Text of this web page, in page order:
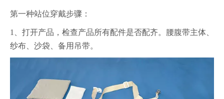
第一种站位穿戴步骤：
1、打开产品，检查产品所有配件是否配齐。腰腹带主体、
纱布、沙袋、备用吊带。